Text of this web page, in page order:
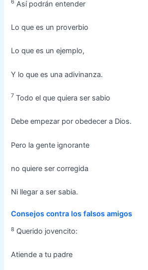
6 Así podrán entender
Lo que es un proverbio
Lo que es un ejemplo,
Y lo que es una adivinanza.
7 Todo el que quiera ser sabio
Debe empezar por obedecer a Dios.
Pero la gente ignorante
no quiere ser corregida
Ni llegar a ser sabia.
Consejos contra los falsos amigos
8 Querido jovencito:
Atiende a tu padre